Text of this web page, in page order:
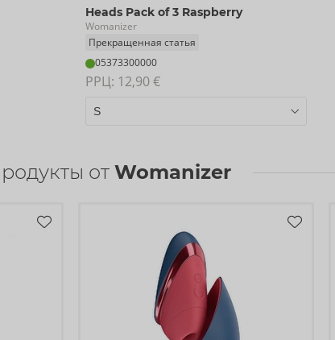
Heads Pack of 3 Raspberry
Womanizer
Прекращенная статья
05373300000
РРЦ: 12,90 €
от Womanizer